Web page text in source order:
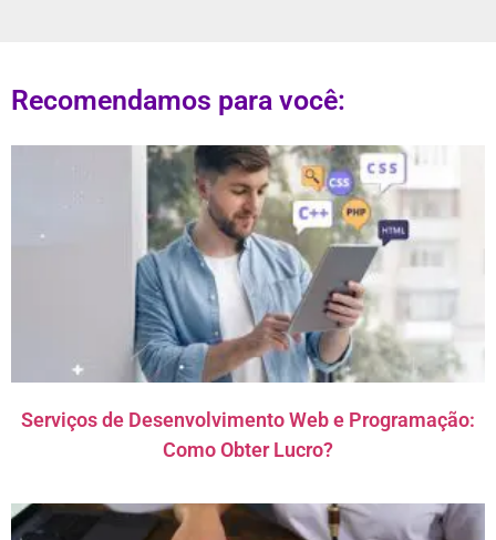
Recomendamos para você:
Serviços de Desenvolvimento Web e Programação:
Como Obter Lucro?